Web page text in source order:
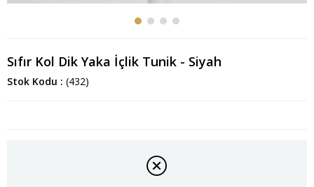
Sıfır Kol Dik Yaka İçlik Tunik - Siyah
Stok Kodu (432)